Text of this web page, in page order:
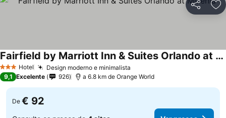
Partilhar
3 EstrelasHotel Design moderno e minimalista
Fairfield by Marriott Inn & Suites Orlando at Millenia
Ver preços
9,1 Excelente 926 a 6.8 km de Orange World
De € 92